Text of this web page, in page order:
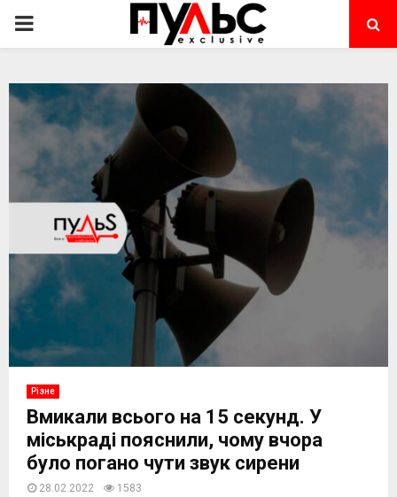
PRIMARY
Різне
Вмикали всього на 15 секунд. У
міськраді пояснили, чому вчора
було погано чути звук сирени
28.02.2022 1583